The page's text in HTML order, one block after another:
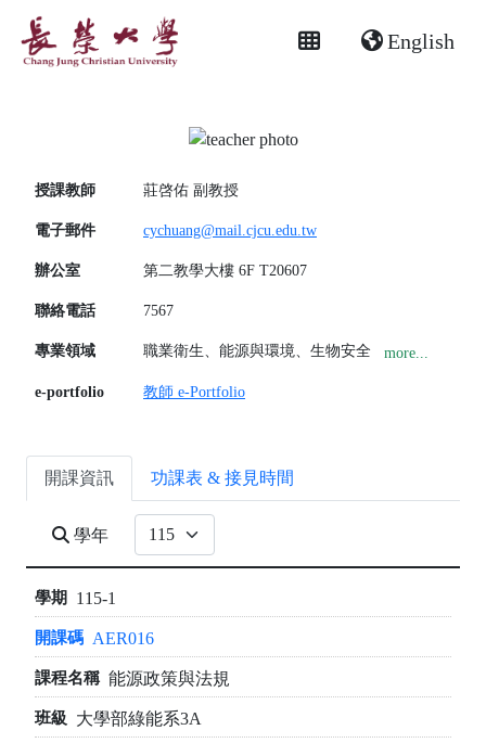
English
授課教師 莊啓佑 副教授
電子郵件 cychuang@mail.cjcu.edu.tw
辦公室 第二教學大樓 6F T20607
聯絡電話 7567
專業領域 職業衛生、能源與環境、生物安全 more...
e-portfolio 教師 e-Portfolio
開課資訊 功課表 & 接見時間
學年
115-1
AER016
能源政策與法規
大學部綠能系3A